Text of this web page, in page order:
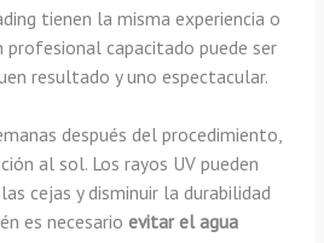
tienen la misma experiencia o
profesional capacitado puede ser
resultado y uno espectacular.
después del procedimiento,
al sol. Los rayos UV pueden
cejas y disminuir la durabilidad
es necesario evitar el agua